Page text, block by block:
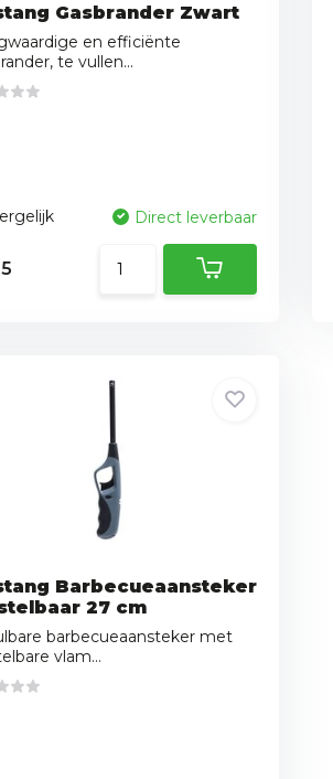
Gasbrander Zwart
en efficiënte
te vullen...
Direct leverbaar
Barbecueaansteker
27 cm
barbecueaansteker met
vlam...